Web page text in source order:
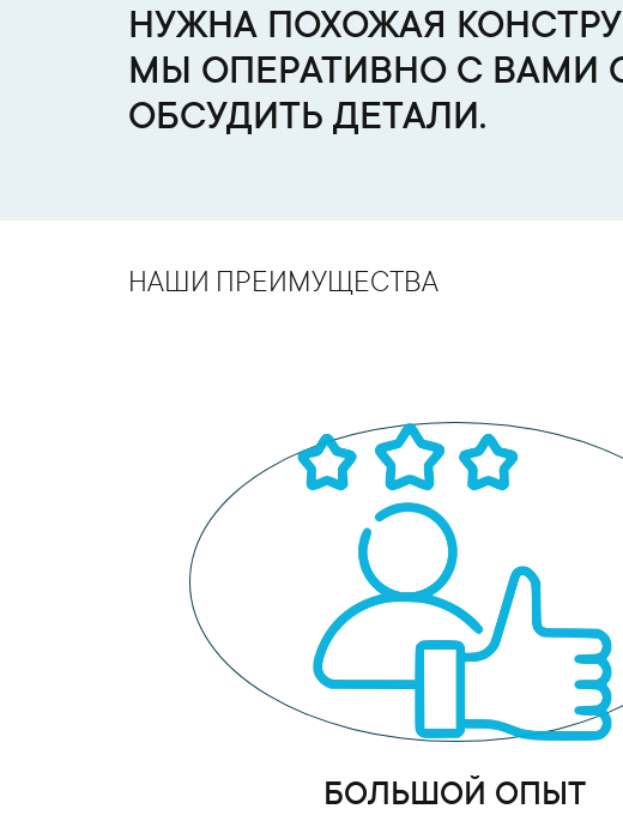
НУЖНА ПОХОЖАЯ
МЫ ОПЕРАТИВНО С ВАМИ
ОБСУДИТЬ ДЕТАЛИ.
НАШИ ПРЕИМУЩЕСТВА
БОЛЬШОЙ ОПЫТ